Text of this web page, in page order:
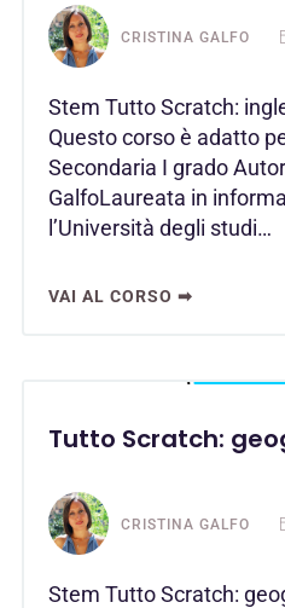
CRISTINA GALFO
Stem Tutto Scratch:
Questo corso è adatto
Secondaria I grado
GalfoLaureata in
l’Università degli studi…
VAI AL CORSO ➡
Tutto Scratch:
CRISTINA GALFO
Stem Tutto Scratch: